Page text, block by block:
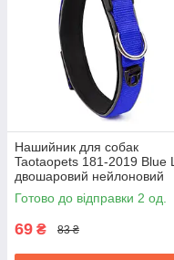
Нашийник для собак
Taotaopets 181-2019 Blue L
двошаровий нейлоновий
Готово до відправки 2 од.
69 ₴ 83 ₴